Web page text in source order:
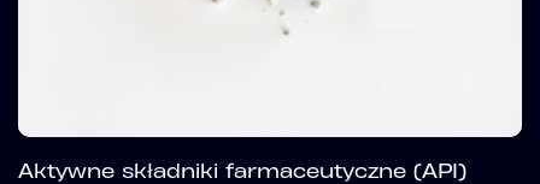
Aktywne składniki farmaceutyczne (API)